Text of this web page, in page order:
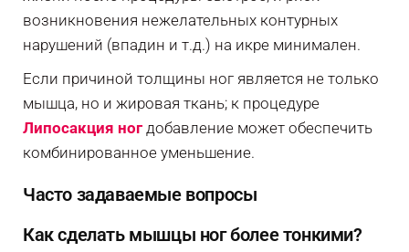
возникновения нежелательных контурных
нарушений (впадин и т.д.) на икре минимален.
Если причиной толщины ног является не только
мышца, но и жировая ткань; к процедуре
Липосакция ног добавление может обеспечить
комбинированное уменьшение.
Часто задаваемые вопросы
Как сделать мышцы ног более тонкими?